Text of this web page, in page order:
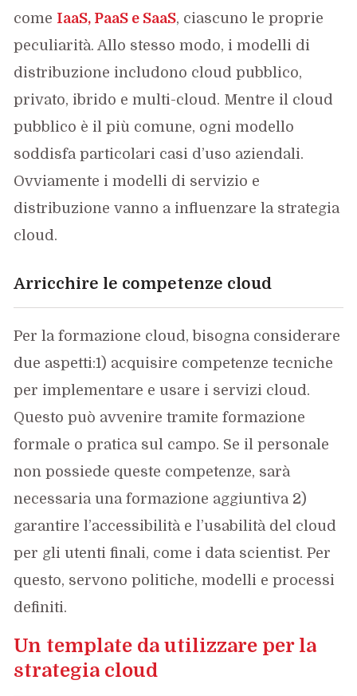
come IaaS, PaaS e SaaS, ciascuno le proprie
peculiarità. Allo stesso modo, i modelli di
distribuzione includono cloud pubblico,
privato, ibrido e multi-cloud. Mentre il cloud
pubblico è il più comune, ogni modello
soddisfa particolari casi d’uso aziendali.
Ovviamente i modelli di servizio e
distribuzione vanno a influenzare la strategia
cloud.
Arricchire le competenze cloud
Per la formazione cloud, bisogna considerare
due aspetti:1) acquisire competenze tecniche
per implementare e usare i servizi cloud.
Questo può avvenire tramite formazione
formale o pratica sul campo. Se il personale
non possiede queste competenze, sarà
necessaria una formazione aggiuntiva 2)
garantire l’accessibilità e l’usabilità del cloud
per gli utenti finali, come i data scientist. Per
questo, servono politiche, modelli e processi
definiti.
Un template da utilizzare per la
strategia cloud